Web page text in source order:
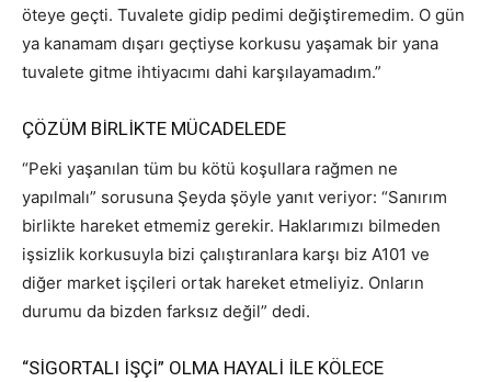
öteye geçti. Tuvalete gidip pedimi değiştiremedim. O gün
ya kanamam dışarı geçtiyse korkusu yaşamak bir yana
tuvalete gitme ihtiyacımı dahi karşılayamadım.”
ÇÖZÜM BİRLİKTE MÜCADELEDE
“Peki yaşanılan tüm bu kötü koşullara rağmen ne
yapılmalı” sorusuna Şeyda şöyle yanıt veriyor: “Sanırım
birlikte hareket etmemiz gerekir. Haklarımızı bilmeden
işsizlik korkusuyla bizi çalıştıranlara karşı biz A101 ve
diğer market işçileri ortak hareket etmeliyiz. Onların
durumu da bizden farksız değil” dedi.
“SİGORTALI İŞÇİ” OLMA HAYALİ İLE KÖLECE